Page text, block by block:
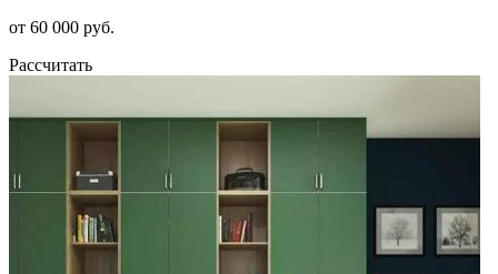
от 60 000 руб.
Рассчитать